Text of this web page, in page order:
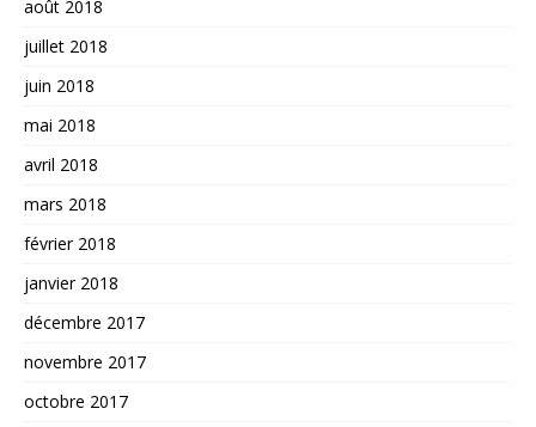
août 2018
juillet 2018
juin 2018
mai 2018
avril 2018
mars 2018
février 2018
janvier 2018
décembre 2017
novembre 2017
octobre 2017